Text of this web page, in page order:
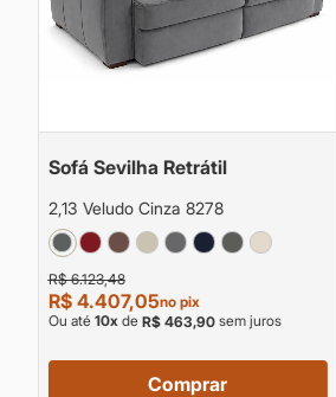
Sofá Sevilha Retrátil
2,13 Veludo Cinza 8278
R$ 6.123,48
R$ 4.407,05no pix
Ou até 10xde R$ 463,90sem juros
Comprar